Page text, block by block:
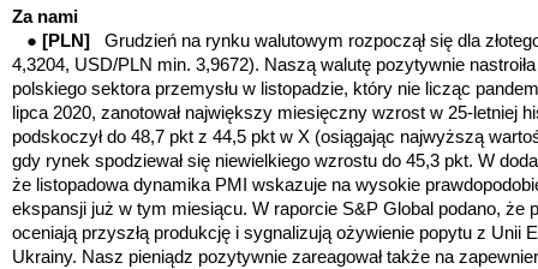
Za nami
● [PLN] Grudzień na rynku walutowym rozpoczął się dla
4,3204, USD/PLN min. 3,9672). Naszą walutę pozytywnie
polskiego sektora przemysłu w listopadzie, który nie licząc
lipca 2020, zanotował największy miesięczny wzrost w 25-letniej
podskoczył do 48,7 pkt z 44,5 pkt w X (osiągając najwyższą
gdy rynek spodziewał się niewielkiego wzrostu do 45,3 pkt. W
że listopadowa dynamika PMI wskazuje na wysokie
ekspansji już w tym miesiącu. W raporcie S&P Global podano, że
oceniają przyszłą produkcję i sygnalizują ożywienie popytu z Unii
Ukrainy. Nasz pieniądz pozytywnie zareagował także na